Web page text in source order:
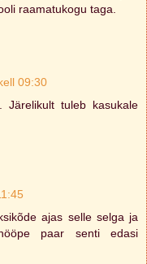
raamatukogu taga.
09:30
tuleb kasukale
ajas selle selga ja
paar senti edasi